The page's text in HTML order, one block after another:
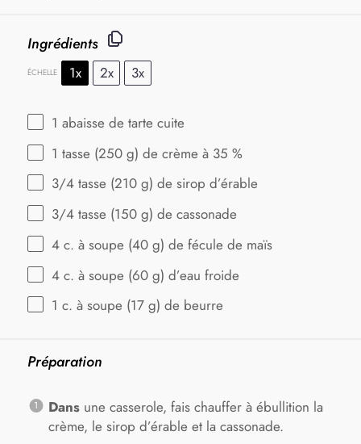
Ingrédients
ÉCHELLE 1x 2x 3x
1 abaisse de tarte cuite
1 tasse (250 g) de crème à 35 %
3/4 tasse (210 g) de sirop d’érable
3/4 tasse (150 g) de cassonade
4 c. à soupe (40 g) de fécule de maïs
4 c. à soupe (60 g) d’eau froide
1 c. à soupe (17 g) de beurre
Préparation
Dansune casserole, fais chauffer à ébullition la
crème, le sirop d’érable et la cassonade.